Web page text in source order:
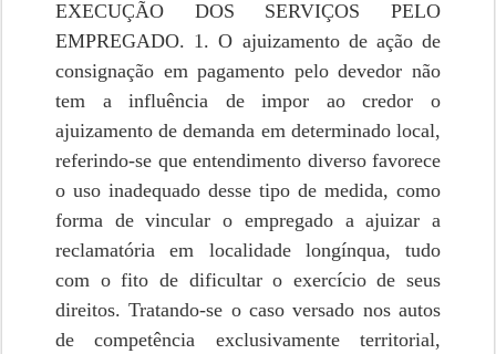
EXECUÇÃO DOS SERVIÇOS PELO
EMPREGADO. 1. O ajuizamento de ação de
consignação em pagamento pelo devedor não
tem a influência de impor ao credor o
ajuizamento de demanda em determinado local,
referindo-se que entendimento diverso favorece
o uso inadequado desse tipo de medida, como
forma de vincular o empregado a ajuizar a
reclamatória em localidade longínqua, tudo
com o fito de dificultar o exercício de seus
direitos. Tratando-se o caso versado nos autos
de competência exclusivamente territorial,